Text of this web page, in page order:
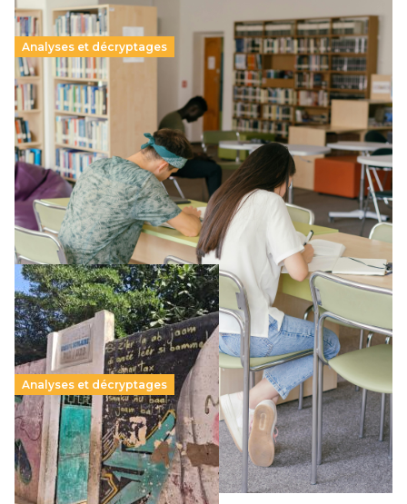
Analyses et décryptages
Supérieur privé : une dérive qui met à mal la
promesse républicaine
11 juillet 2026-
Le projet de loi sur la régulation de l’enseignement
supérieur privé met en lumière l’amplification d’un système
qui relègue l’acte pédagogique au superfétatoire, voire à…
Lire la suite →
Analyses et décryptages
258 millions d’enfants victimes de la guerre, des
chocs climatiques et des déplacements de
population
11 juillet 2026- National